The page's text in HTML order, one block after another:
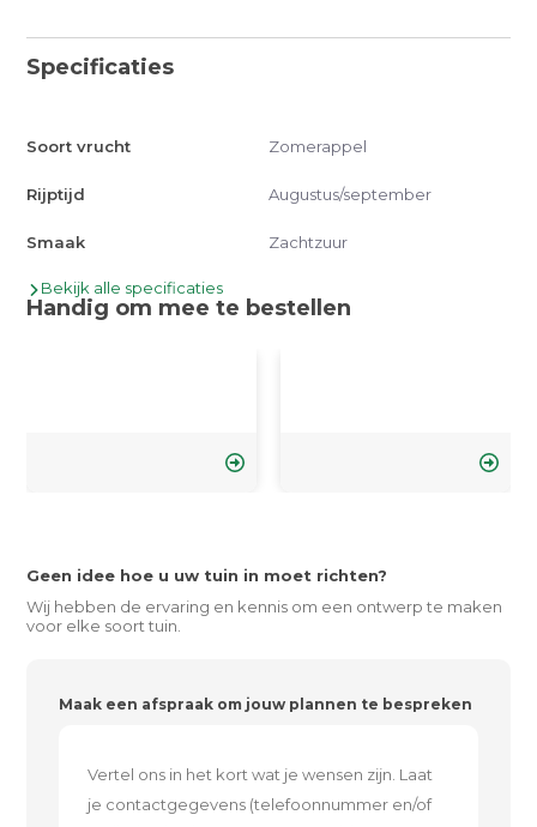
Specificaties
Soort vrucht Zomerappel
Rijptijd Augustus/september
Smaak Zachtzuur
Bekijk alle specificaties
Handig om mee te bestellen
Geen idee hoe u uw tuin in moet richten?
Wij hebben de ervaring en kennis om een ontwerp te maken
voor elke soort tuin.
Maak een afspraak om jouw plannen te bespreken